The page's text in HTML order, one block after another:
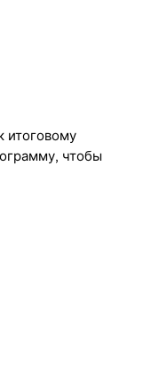
8/6/2026
итоговому
чтобы